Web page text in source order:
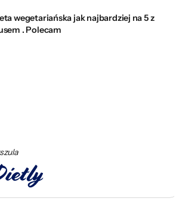
wegetariańska jak najbardziej na 5 z
. Polecam